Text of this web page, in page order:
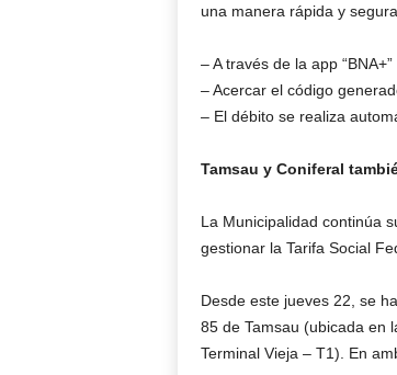
una manera rápida y segura.
– A través de la app
– Acercar el código
– El débito se realiza
Tamsau y Coniferal
La Municipalidad continúa
gestionar la Tarifa Social
Desde este jueves 22, se
85 de Tamsau (ubicada en
Terminal Vieja – T1). En